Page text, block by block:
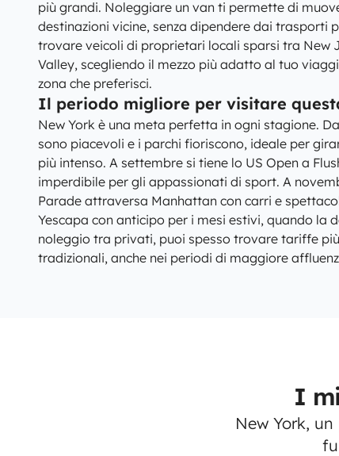
più grandi. Noleggiare un van ti permette di
destinazioni vicine, senza dipendere dai trasporti
trovare veicoli di proprietari locali sparsi tra New
Valley, scegliendo il mezzo più adatto al tuo
zona che preferisci.
Il periodo migliore per visitare
New York è una meta perfetta in ogni stagione.
sono piacevoli e i parchi fioriscono, ideale per
più intenso. A settembre si tiene lo US Open a
imperdibile per gli appassionati di sport. A
Parade attraversa Manhattan con carri e
Yescapa con anticipo per i mesi estivi, quando la
noleggio tra privati, puoi spesso trovare tariffe
tradizionali, anche nei periodi di maggiore
I
New York,